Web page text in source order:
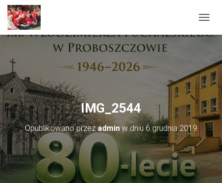
IMG_2544
Opublikowano przezadminw dniu6 grudnia 2019